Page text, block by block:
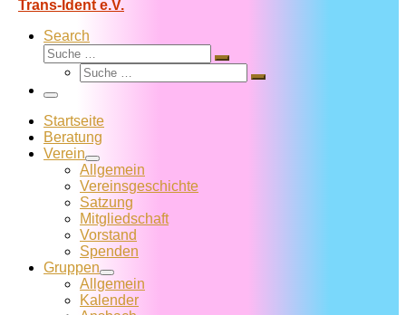
Trans-Ident e.V.
Search
Suche
Suche
Suche
Suche
Menü
Startseite
Beratung
Verein
Allgemein
Vereins­geschichte
Satzung
Mitglied­schaft
Vorstand
Spenden
Gruppen
Allgemein
Kalender